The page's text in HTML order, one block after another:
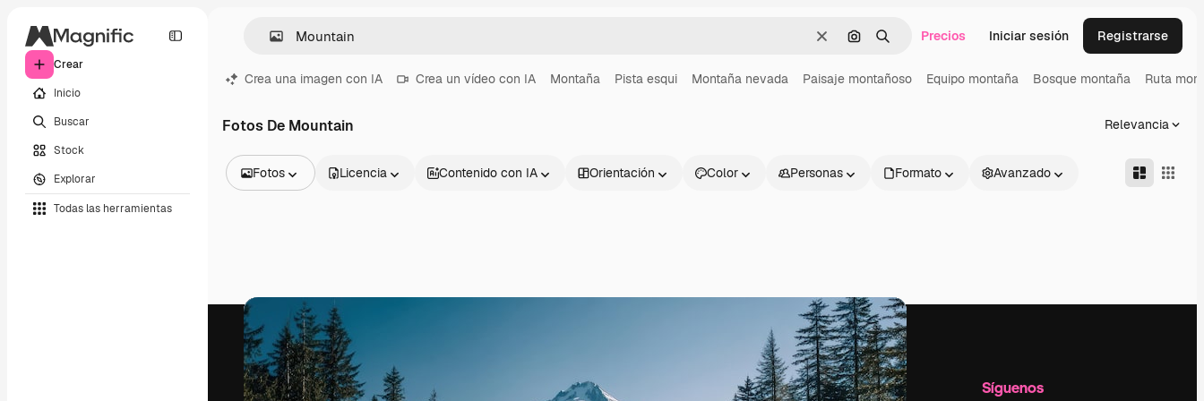
Crear
Inicio
Buscar
Stock
Explorar
Todas las herramientas
BorrarBuscar por imagen
BuscarPrecios Iniciar sesión Registrarse
Crea una imagen con IA Crea un vídeo con IA Montaña Pista esqui Montaña nevada Paisaje montañoso Equipo montaña Bosque montaña Ruta
Fotos De Mountain Relevancia
Fotos
Vídeos
Clips de vídeo
Motion graphics
Plantillas de vídeos
Iconos
Modelos 3D
Fuentes
Licencia Contenido con IA Orientación Color Personas Formato Avanzado
Productos Información útil Empresa Síguenos